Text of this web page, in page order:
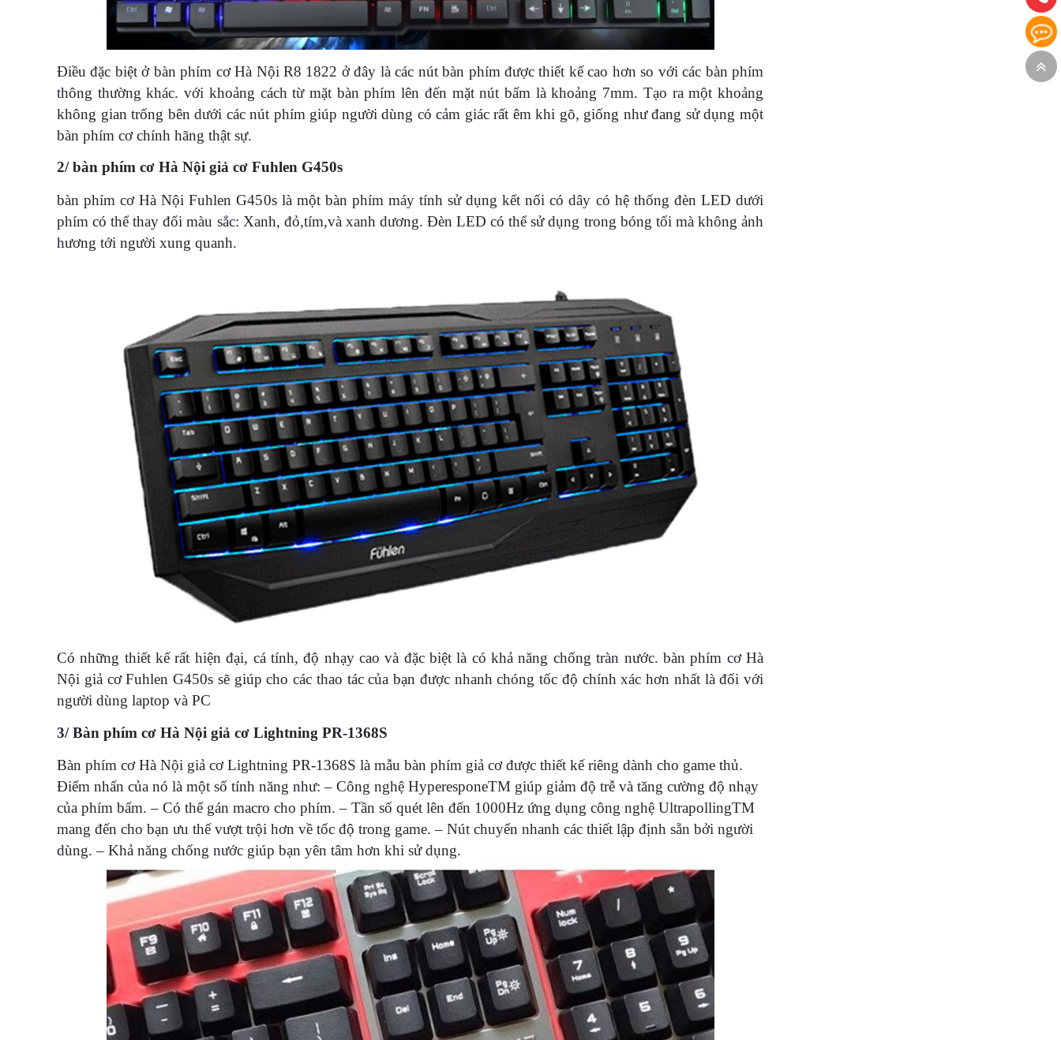
Điều đặc biệt ở bàn phím cơ Hà Nội R8 1822 ở đây là các nút bàn phím được thiết kế cao hơn so với các bàn phím
thông thường khác. với khoảng cách từ mặt bàn phím lên đến mặt nút bấm là khoảng 7mm. Tạo ra một khoảng
không gian trống bên dưới các nút phím giúp người dùng có cảm giác rất êm khi gõ, giống như đang sử dụng một
bàn phím cơ chính hãng thật sự.
2/ bàn phím cơ Hà Nội giả cơ Fuhlen G450s
bàn phím cơ Hà Nội Fuhlen G450s là một bàn phím máy tính sử dụng kết nối có dây có hệ thống đèn LED dưới
phím có thể thay đổi màu sắc: Xanh, đỏ,tím,và xanh dương. Đèn LED có thể sử dụng trong bóng tối mà không ảnh
hương tới người xung quanh.
Có những thiết kế rất hiện đại, cá tính, độ nhạy cao và đặc biệt là có khả năng chống tràn nước. bàn phím cơ Hà
Nội giả cơ Fuhlen G450s sẽ giúp cho các thao tác của bạn được nhanh chóng tốc độ chính xác hơn nhất là đối với
người dùng laptop và PC
3/ Bàn phím cơ Hà Nội giả cơ Lightning PR-1368S
Bàn phím cơ Hà Nội giả cơ Lightning PR-1368S là mẫu bàn phím giả cơ được thiết kế riêng dành cho game thủ.
Điểm nhấn của nó là một số tính năng như: – Công nghệ HyperesponeTM giúp giảm độ trễ và tăng cường độ nhạy
của phím bấm. – Có thể gán macro cho phím. – Tần số quét lên đến 1000Hz ứng dụng công nghệ UltrapollingTM
mang đến cho bạn ưu thế vượt trội hơn về tốc độ trong game. – Nút chuyển nhanh các thiết lập định sẵn bởi người
dùng. – Khả năng chống nước giúp bạn yên tâm hơn khi sử dụng.